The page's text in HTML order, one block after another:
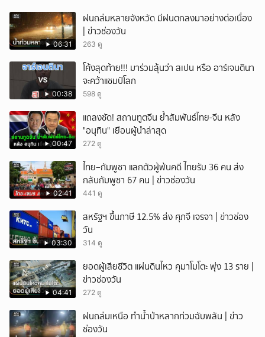
06:31
ฝนถล่มหลายจังหวัด มีฝนตกลงมาอย่างต่อเนื่อง
| ข่าวช่องวัน
263 ดู
00:38
โค้งสุดท้าย!!! มาร่วมลุ้นว่า สเปน หรือ อาร์เจนตินา
จะคว้าแชมป์โลก
598 ดู
00:47
แถลงชัด! สถานทูตจีน ย้ำสัมพันธ์ไทย-จีน หลัง
"อนุทิน" เยือนผู้นำล่าสุด
272 ดู
02:41
ไทย–กัมพูชา แลกตัวผู้พ้นคดี ไทยรับ 36 คน ส่ง
กลับกัมพูชา 67 คน | ข่าวช่องวัน
441 ดู
03:30
สหรัฐฯ ขึ้นภาษี 12.5% ส่ง ศุภจี เจรจา | ข่าวช่อง
วัน
314 ดู
04:41
ยอดผู้เสียชีวิต แผ่นดินไหว คุมาโมโตะ พุ่ง 13 ราย |
ข่าวช่องวัน
272 ดู
ฝนถล่มเหนือ ทำน้ำป่าหลากท่วมฉับพลัน | ข่าว
ช่องวัน